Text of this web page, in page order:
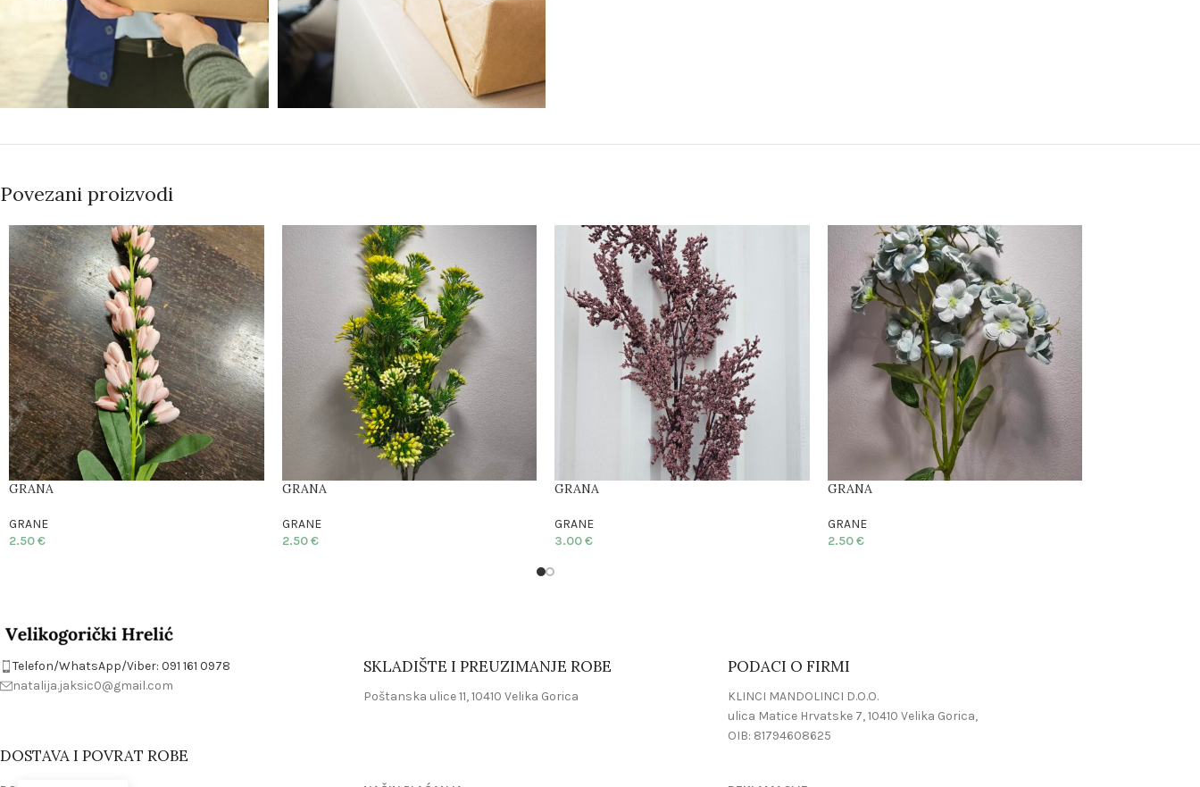
Povezani proizvodi
GRANA
GRANE
2.50€
GRANA
GRANE
2.50€
GRANA
GRANE
3.00€
GRANA
GRANE
2.50€
Telefon/WhatsApp/Viber: 091 161 0978
natalija.jaksic0@gmail.com
SKLADIŠTE I PREUZIMANJE ROBE
Poštanska ulice 11, 10410 Velika Gorica
PODACI O FIRMI
KLINCI MANDOLINCI D.O.O.
ulica Matice Hrvatske 7, 10410 Velika Gorica,
OIB: 81794608625
DOSTAVA I POVRAT ROBE